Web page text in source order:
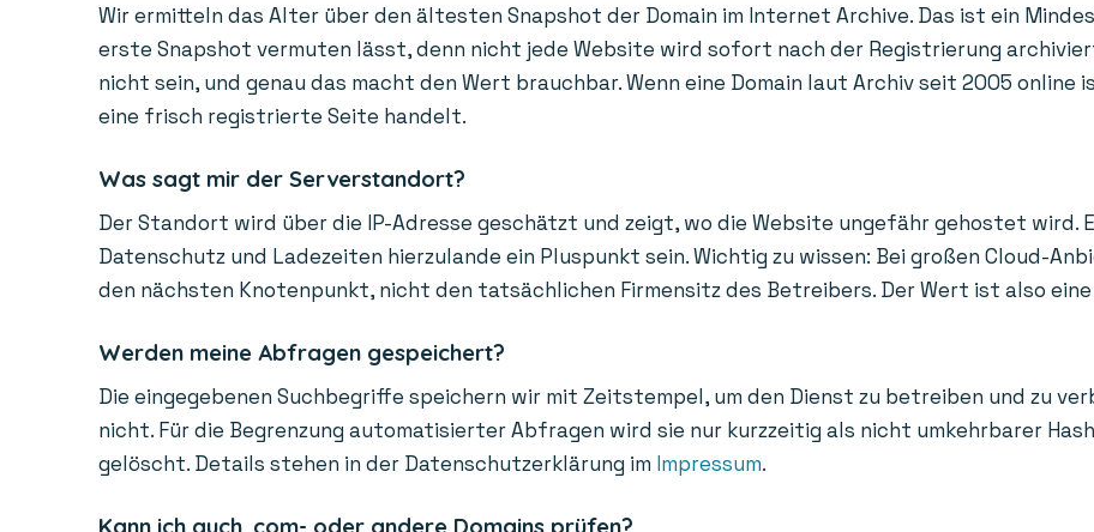
Wir ermitteln das Alter über den ältesten Snapshot der Domain im Internet Archive. Das ist ein
erste Snapshot vermuten lässt, denn nicht jede Website wird sofort nach der Registrierung
nicht sein, und genau das macht den Wert brauchbar. Wenn eine Domain laut Archiv seit 2005 online
eine frisch registrierte Seite handelt.
Was sagt mir der Serverstandort?
Der Standort wird über die IP-Adresse geschätzt und zeigt, wo die Website ungefähr gehostet
Datenschutz und Ladezeiten hierzulande ein Pluspunkt sein. Wichtig zu wissen: Bei großen Cloud-
den nächsten Knotenpunkt, nicht den tatsächlichen Firmensitz des Betreibers. Der Wert ist also eine
Werden meine Abfragen gespeichert?
Die eingegebenen Suchbegriffe speichern wir mit Zeitstempel, um den Dienst zu betreiben und zu
nicht. Für die Begrenzung automatisierter Abfragen wird sie nur kurzzeitig als nicht umkehrbarer
gelöscht. Details stehen in der Datenschutzerklärung im Impressum.